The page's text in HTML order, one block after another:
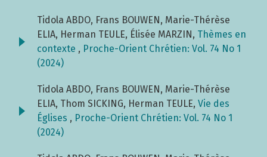
Tidola ABDO, Frans BOUWEN, Marie-Thérèse
ELIA, Herman TEULE, Élisée MARZIN, Thèmes en
contexte , Proche-Orient Chrétien: Vol. 74 No 1
(2024)
Tidola ABDO, Frans BOUWEN, Marie-Thérèse
ELIA, Thom SICKING, Herman TEULE, Vie des
Églises , Proche-Orient Chrétien: Vol. 74 No 1
(2024)